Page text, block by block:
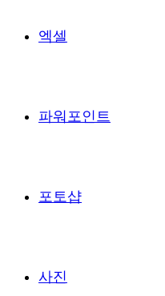
엑셀
파워포인트
포토샵
사진